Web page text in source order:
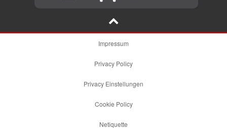
Impressum
Privacy Policy
Privacy Einstellungen
Cookie Policy
Netiquette